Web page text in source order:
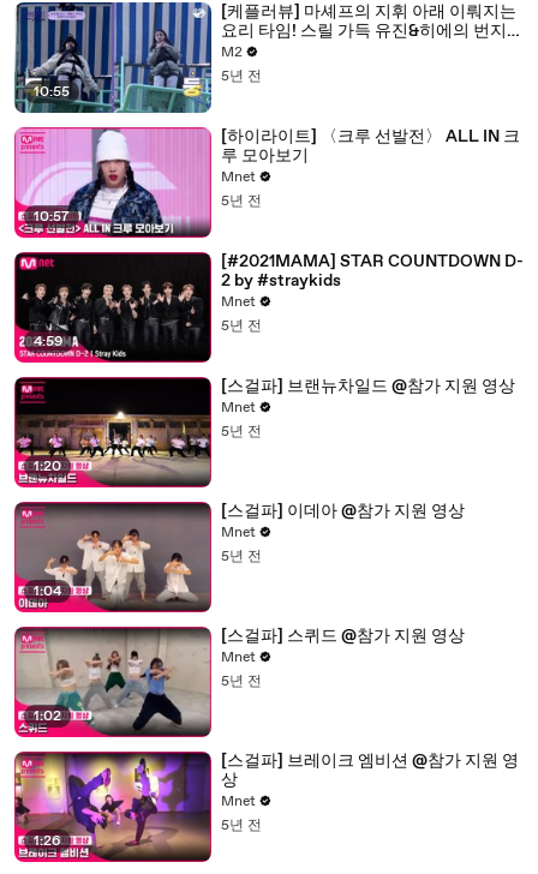
10:55
[케플러뷰] 마셰프의 지휘 아래 이뤄지는
요리 타임! 스릴 가득 유진&히에의 번지
도전의 결과는? | Ep.2
M2
5년 전
10:57
[하이라이트] 〈크루 선발전〉 ALL IN 크
루 모아보기
Mnet
5년 전
4:59
[#2021MAMA] STAR COUNTDOWN D-
2 by #straykids
Mnet
5년 전
1:20
[스걸파] 브랜뉴차일드 @참가 지원 영상
Mnet
5년 전
1:04
[스걸파] 이데아 @참가 지원 영상
Mnet
5년 전
1:02
[스걸파] 스퀴드 @참가 지원 영상
Mnet
5년 전
1:26
[스걸파] 브레이크 엠비션 @참가 지원 영
상
Mnet
5년 전